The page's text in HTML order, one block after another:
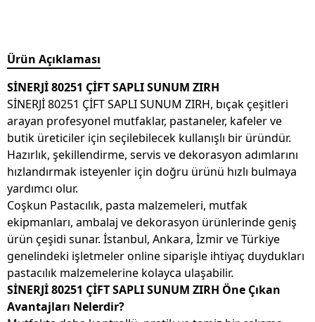
Ürün Açıklaması
SİNERJİ 80251 ÇİFT SAPLI SUNUM ZIRH
SİNERJİ 80251 ÇİFT SAPLI SUNUM ZIRH, bıçak çeşitleri
arayan profesyonel mutfaklar, pastaneler, kafeler ve
butik üreticiler için seçilebilecek kullanışlı bir üründür.
Hazırlık, şekillendirme, servis ve dekorasyon adımlarını
hızlandırmak isteyenler için doğru ürünü hızlı bulmaya
yardımcı olur.
Coşkun Pastacılık, pasta malzemeleri, mutfak
ekipmanları, ambalaj ve dekorasyon ürünlerinde geniş
ürün çeşidi sunar. İstanbul, Ankara, İzmir ve Türkiye
genelindeki işletmeler online siparişle ihtiyaç duydukları
pastacılık malzemelerine kolayca ulaşabilir.
SİNERJİ 80251 ÇİFT SAPLI SUNUM ZIRH Öne Çıkan
Avantajları Nelerdir?